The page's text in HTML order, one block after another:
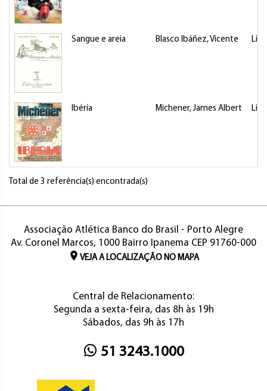
Sangue e areia Blasco Ibáñez, Vicente
Ibéria Michener, James Albert
Total de 3 referência(s) encontrada(s)
Associação Atlética Banco do Brasil - Porto Alegre
Av. Coronel Marcos, 1000 Bairro Ipanema CEP 91760-000
VEJA A LOCALIZAÇÃO NO MAPA
Central de Relacionamento:
Segunda a sexta-feira, das 8h às 19h
Sábados, das 9h às 17h
51 3243.1000